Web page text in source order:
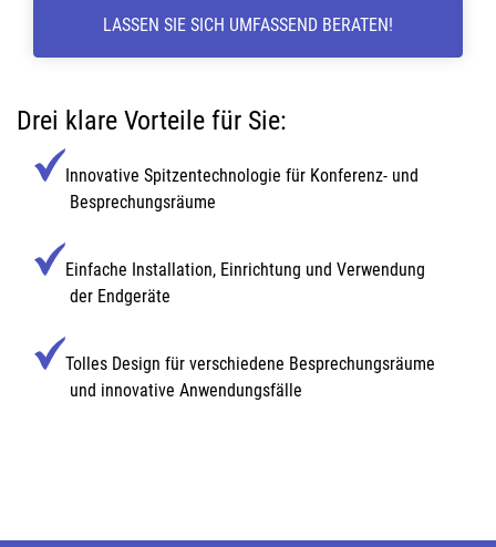
LASSEN SIE SICH UMFASSEND BERATEN!
Drei klare Vorteile für Sie:
Innovative Spitzentechnologie für Konferenz- und
Besprechungsräume
Einfache Installation, Einrichtung und Verwendung
der Endgeräte
Tolles Design für verschiedene Besprechungsräume
und innovative Anwendungsfälle